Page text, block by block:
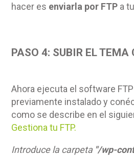
hacer es enviarla por FTP a
PASO 4: SUBIR EL
Ahora ejecuta el software
previamente instalado y
como se describe en el
Gestiona tu FTP.
Introduce la carpeta "/wp-